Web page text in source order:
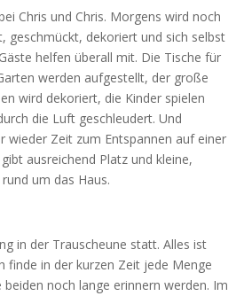
Chris und Chris. Morgens wird noch
geschmückt, dekoriert und sich selbst
helfen überall mit. Die Tische für
werden aufgestellt, der große
wird dekoriert, die Kinder spielen
die Luft geschleudert. Und
wieder Zeit zum Entspannen auf einer
ausreichend Platz und kleine,
um das Haus.
in der Trauscheune statt. Alles ist
finde in der kurzen Zeit jede Menge
noch lange erinnern werden. Im